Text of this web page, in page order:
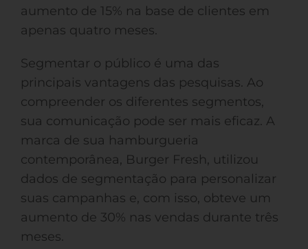
aumento de 15% na base de clientes em
apenas quatro meses.
Segmentar o público é uma das
principais vantagens das pesquisas. Ao
compreender os diferentes segmentos,
sua comunicação pode ser mais eficaz. A
marca de sua hamburgueria
contemporânea, Burger Fresh, utilizou
dados de segmentação para personalizar
suas campanhas e, com isso, obteve um
aumento de 30% nas vendas durante três
meses.